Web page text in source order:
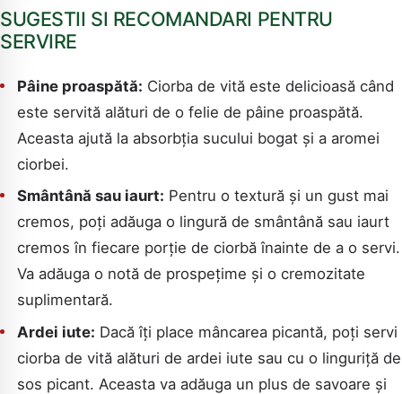
SUGESTII SI RECOMANDARI PENTRU
SERVIRE
Pâine proaspătă: Ciorba de vită este delicioasă când
este servită alături de o felie de pâine proaspătă.
Aceasta ajută la absorbția sucului bogat și a aromei
ciorbei.
Smântână sau iaurt: Pentru o textură și un gust mai
cremos, poți adăuga o lingură de smântână sau iaurt
cremos în fiecare porție de ciorbă înainte de a o servi.
Va adăuga o notă de prospețime și o cremozitate
suplimentară.
Ardei iute: Dacă îți place mâncarea picantă, poți servi
ciorba de vită alături de ardei iute sau cu o linguriță de
sos picant. Aceasta va adăuga un plus de savoare și